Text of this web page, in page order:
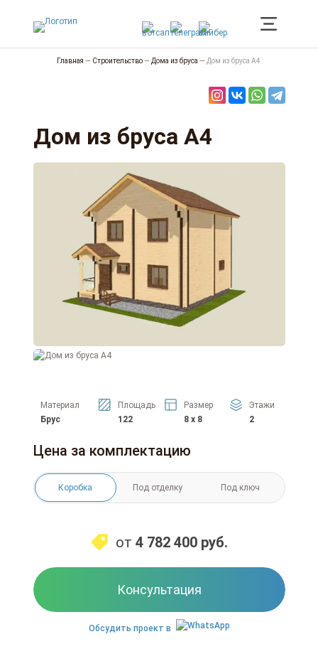
Главная — Строительство— Дома из бруса — Дом из бруса А4
Дом из бруса А4
Материал
Брус
Площадь
122
Размер
8 x 8
Этажи
2
Цена за комплектацию
Коробка Под отделку Под ключ
от 4 782 400 руб.
Консультация
Обсудить проект в